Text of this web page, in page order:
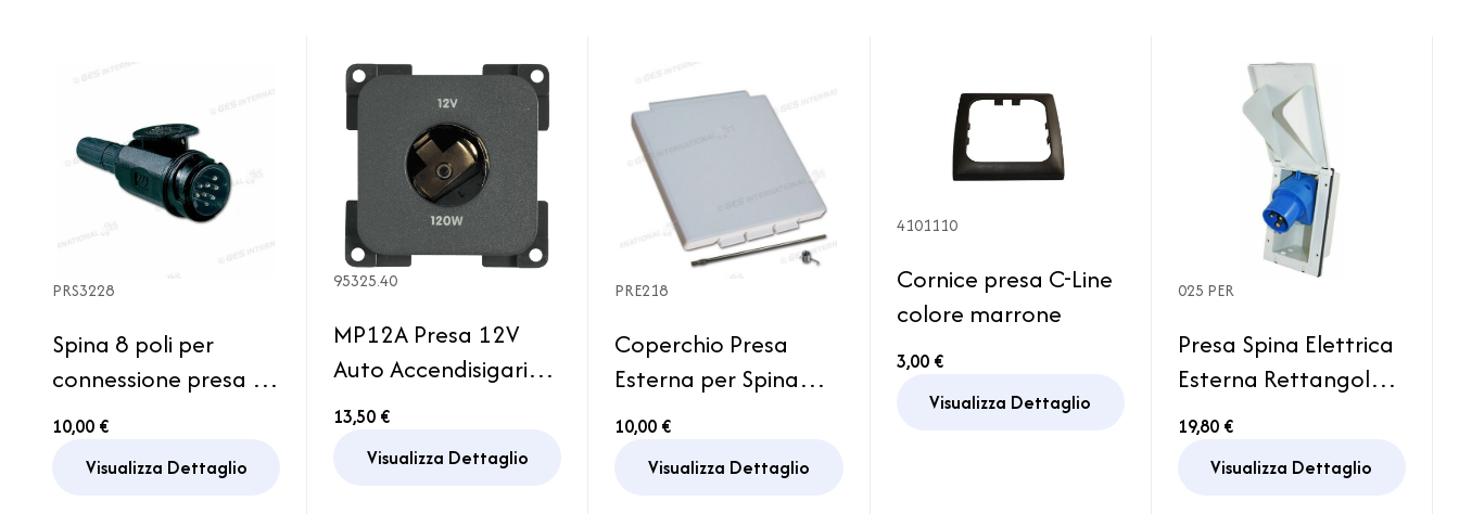
PRS3228
Spina 8 poli per
connessione presa 13
poli Roulotte
Caravan
10,00 €
Visualizza Dettaglio
95325.40
MP12A Presa 12V
Auto Accendisigari
Grigio Camper
13,50 €
Visualizza Dettaglio
PRE218
Coperchio Presa
Esterna per Spina
Fissa CEE Bianca
10,00 €
Visualizza Dettaglio
4101110
Cornice presa C-Line
colore marrone
3,00 €
Visualizza Dettaglio
025 PER
Presa Spina Elettrica
Esterna Rettangolare
Caravan Camper
19,80 €
Visualizza Dettaglio